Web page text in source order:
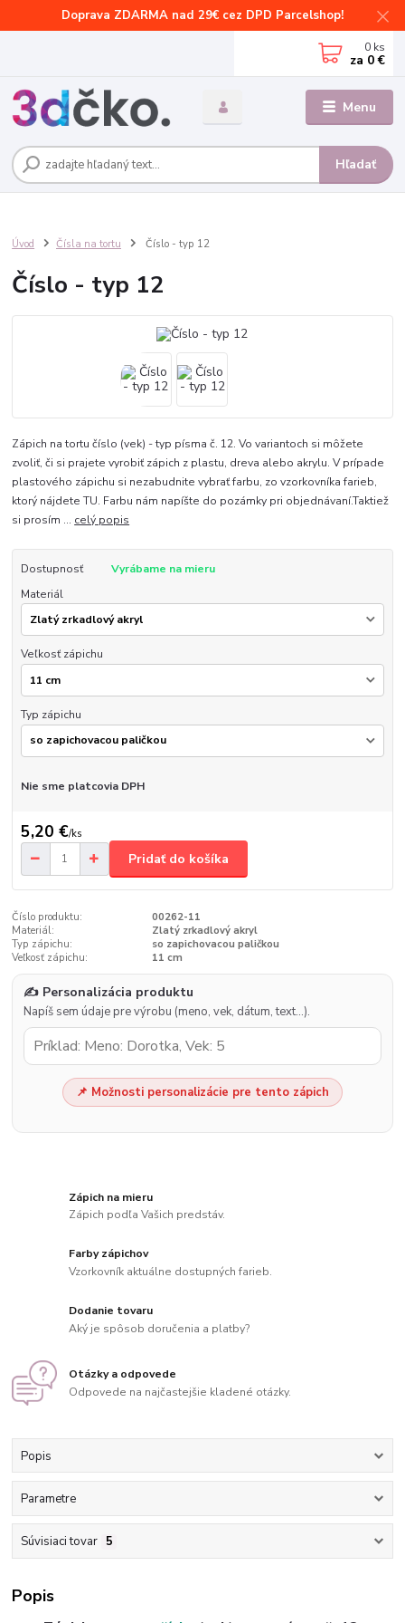
Doprava ZDARMA nad 29€ cez DPD Parcelshop!
Menu
Hľadať
0 ks
za 0 €
Úvod Čísla na tortu Číslo - typ 12
Číslo - typ 12
Zápich na tortu číslo (vek) - typ písma č. 12. Vo variantoch si môžete
zvoliť, či si prajete vyrobiť zápich z plastu, dreva alebo akrylu. V prípade
plastového zápichu si nezabudnite vybrať farbu, zo vzorkovníka farieb,
ktorý nájdete TU. Farbu nám napíšte do pozámky pri objednávaní.Taktiež
si prosím ... celý popis
Dostupnosť
Vyrábame na mieru
Materiál
Veľkosť zápichu
Typ zápichu
Nie sme platcovia DPH
5,20 €/ks
Pridať do košíka
Číslo produktu:
00262-11
Materiál:
Zlatý zrkadlový akryl
Typ zápichu:
so zapichovacou paličkou
Veľkosť zápichu:
11 cm
✍️ Personalizácia produktu
Napíš sem údaje pre výrobu (meno, vek, dátum, text…).
📌 Možnosti personalizácie pre tento zápich
Zápich na mieru
Zápich podľa Vašich predstáv.
Farby zápichov
Vzorkovník aktuálne dostupných farieb.
Dodanie tovaru
Aký je spôsob doručenia a platby?
Otázky a odpovede
Odpovede na najčastejšie kladené otázky.
Popis
Parametre
Súvisiaci tovar 5
Popis